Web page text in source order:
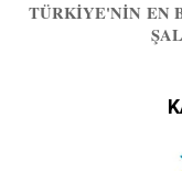
TÜRKIYE'NIN EN